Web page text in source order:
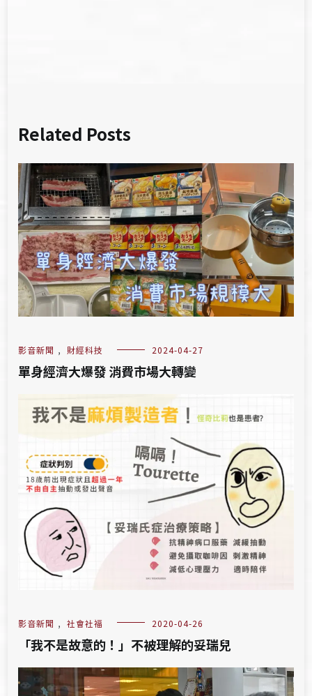
Related Posts
影音新聞 , 財經科技 2024-04-27
單身經濟大爆發 消費市場大轉變
影音新聞 , 社會社福 2020-04-26
「我不是故意的！」不被理解的妥瑞兒